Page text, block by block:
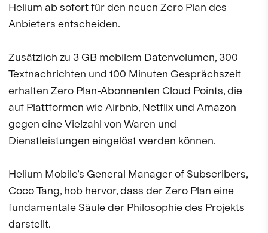
Helium ab sofort für den neuen Zero Plan des
Anbieters entscheiden.
Zusätzlich zu 3 GB mobilem Datenvolumen, 300
Textnachrichten und 100 Minuten Gesprächszeit
erhalten Zero Plan-Abonnenten Cloud Points, die
auf Plattformen wie Airbnb, Netflix und Amazon
gegen eine Vielzahl von Waren und
Dienstleistungen eingelöst werden können.
Helium Mobile’s General Manager of Subscribers,
Coco Tang, hob hervor, dass der Zero Plan eine
fundamentale Säule der Philosophie des Projekts
darstellt.